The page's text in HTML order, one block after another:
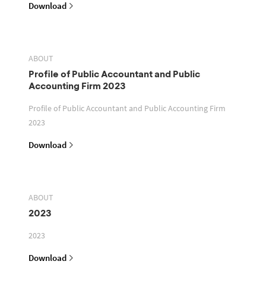
Download
ABOUT
Profile of Public Accountant and Public
Accounting Firm 2023
Profile of Public Accountant and Public Accounting Firm
2023
Download
ABOUT
2023
2023
Download